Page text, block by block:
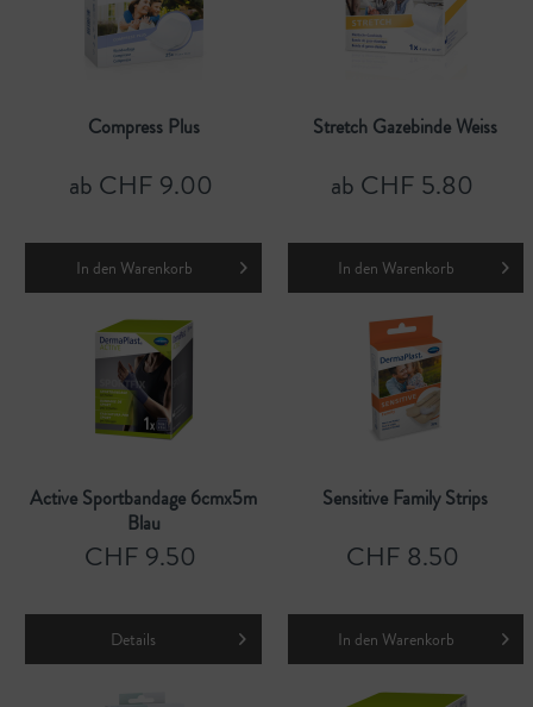
Compress Plus
ab CHF 9.00
In den Warenkorb
Stretch Gazebinde Weiss
ab CHF 5.80
In den Warenkorb
Active Sportbandage 6cmx5m
Blau
CHF 9.50
Details
Sensitive Family Strips
CHF 8.50
In den Warenkorb